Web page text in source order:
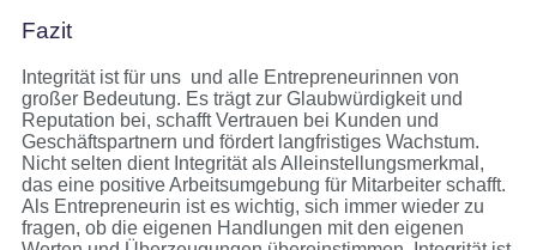
Fazit
Integrität ist für uns und alle Entrepreneurinnen von
großer Bedeutung. Es trägt zur Glaubwürdigkeit und
Reputation bei, schafft Vertrauen bei Kunden und
Geschäftspartnern und fördert langfristiges Wachstum.
Nicht selten dient Integrität als Alleinstellungsmerkmal,
das eine positive Arbeitsumgebung für Mitarbeiter schafft.
Als Entrepreneurin ist es wichtig, sich immer wieder zu
fragen, ob die eigenen Handlungen mit den eigenen